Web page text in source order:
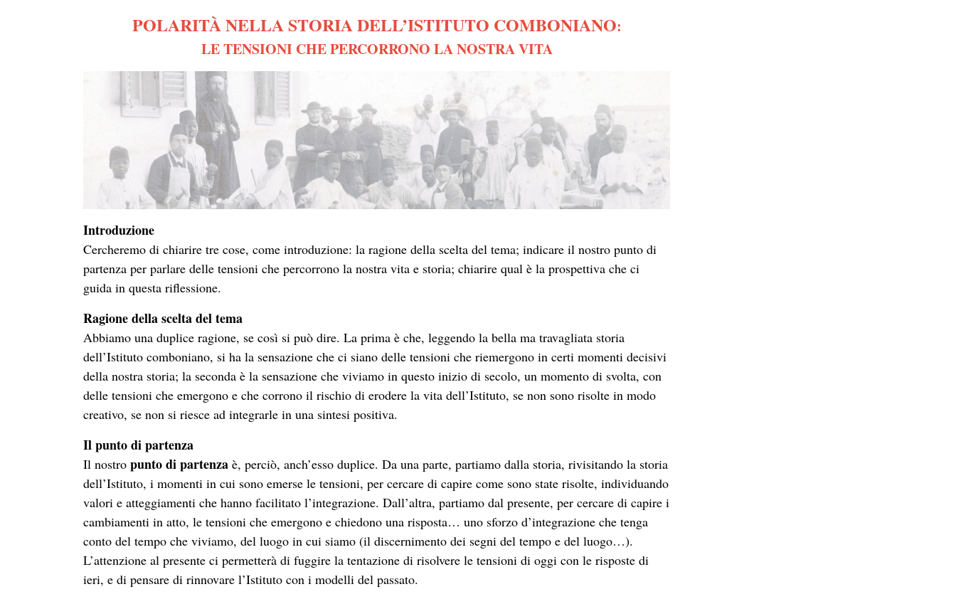
POLARITÀ NELLA STORIA DELL’ISTITUTO COMBONIANO:
LE TENSIONI CHE PERCORRONO LA NOSTRA VITA
Introduzione
Cercheremo di chiarire tre cose, come introduzione: la ragione della scelta del tema; indicare il nostro punto di
partenza per parlare delle tensioni che percorrono la nostra vita e storia; chiarire qual è la prospettiva che ci
guida in questa riflessione.
Ragione della scelta del tema
Abbiamo una duplice ragione, se così si può dire. La prima è che, leggendo la bella ma travagliata storia
dell’Istituto comboniano, si ha la sensazione che ci siano delle tensioni che riemergono in certi momenti decisivi
della nostra storia; la seconda è la sensazione che viviamo in questo inizio di secolo, un momento di svolta, con
delle tensioni che emergono e che corrono il rischio di erodere la vita dell’Istituto, se non sono risolte in modo
creativo, se non si riesce ad integrarle in una sintesi positiva.
Il punto di partenza
Il nostro punto di partenza è, perciò, anch’esso duplice. Da una parte, partiamo dalla storia, rivisitando la storia
dell’Istituto, i momenti in cui sono emerse le tensioni, per cercare di capire come sono state risolte, individuando
valori e atteggiamenti che hanno facilitato l’integrazione. Dall’altra, partiamo dal presente, per cercare di capire i
cambiamenti in atto, le tensioni che emergono e chiedono una risposta… uno sforzo d’integrazione che tenga
conto del tempo che viviamo, del luogo in cui siamo (il discernimento dei segni del tempo e del luogo…).
L’attenzione al presente ci permetterà di fuggire la tentazione di risolvere le tensioni di oggi con le risposte di
ieri, e di pensare di rinnovare l’Istituto con i modelli del passato.